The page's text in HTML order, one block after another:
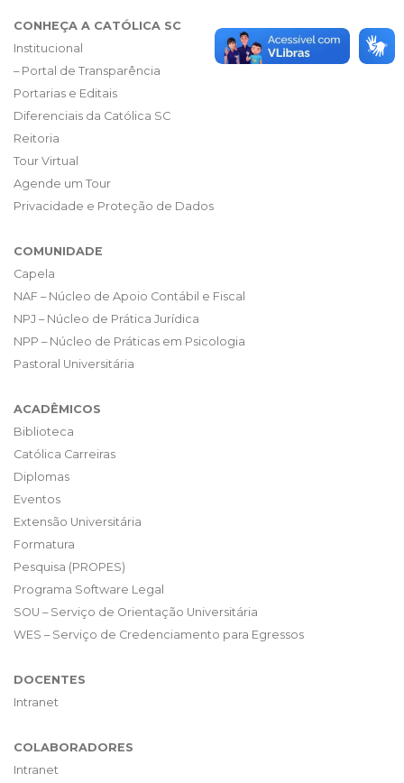
CONHEÇA A CATÓLICA SC
Institucional
– Portal de Transparência
Portarias e Editais
Diferenciais da Católica SC
Reitoria
Tour Virtual
Agende um Tour
Privacidade e Proteção de Dados
COMUNIDADE
Capela
NAF – Núcleo de Apoio Contábil e Fiscal
NPJ – Núcleo de Prática Jurídica
NPP – Núcleo de Práticas em Psicologia
Pastoral Universitária
ACADÊMICOS
Biblioteca
Católica Carreiras
Diplomas
Eventos
Extensão Universitária
Formatura
Pesquisa (PROPES)
Programa Software Legal
SOU – Serviço de Orientação Universitária
WES – Serviço de Credenciamento para Egressos
DOCENTES
Intranet
COLABORADORES
Intranet